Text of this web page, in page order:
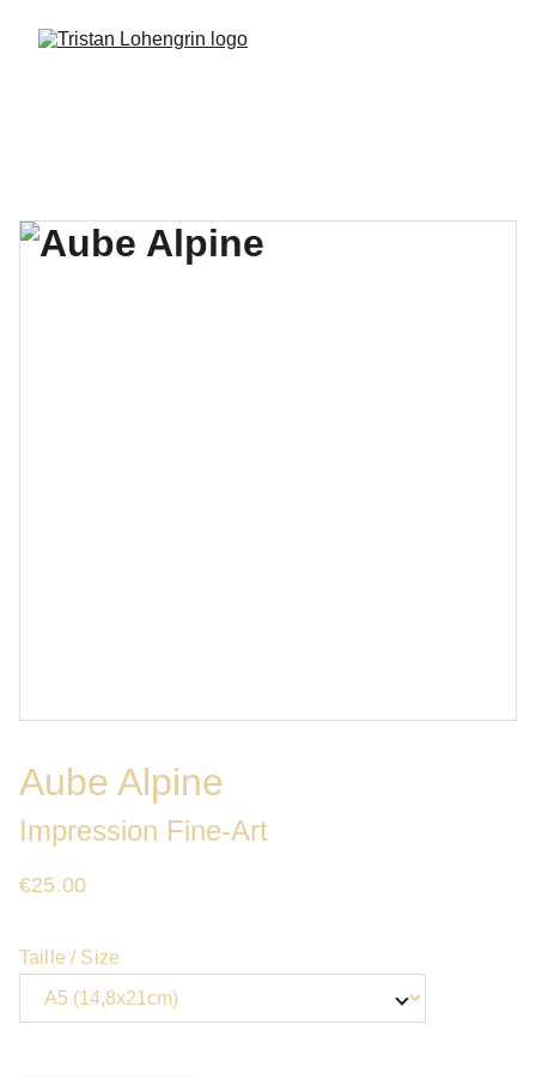
Aube Alpine
Impression Fine-Art
€25.00
Taille / Size